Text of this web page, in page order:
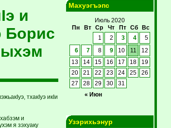
и
Борис
тхакIуэ икIи
и
я зэхуаку
Махуэгъэпс
Июль 2020
Пн
Вт Ср Чт Пт Сб Вс
« Июн
1 2 3 4 5
6 7 8 9 10 11
12
13
14 15 16 17 18
19
20
21 22 23 24 25
26
27
28 29 30 31
Узэрихьэнур